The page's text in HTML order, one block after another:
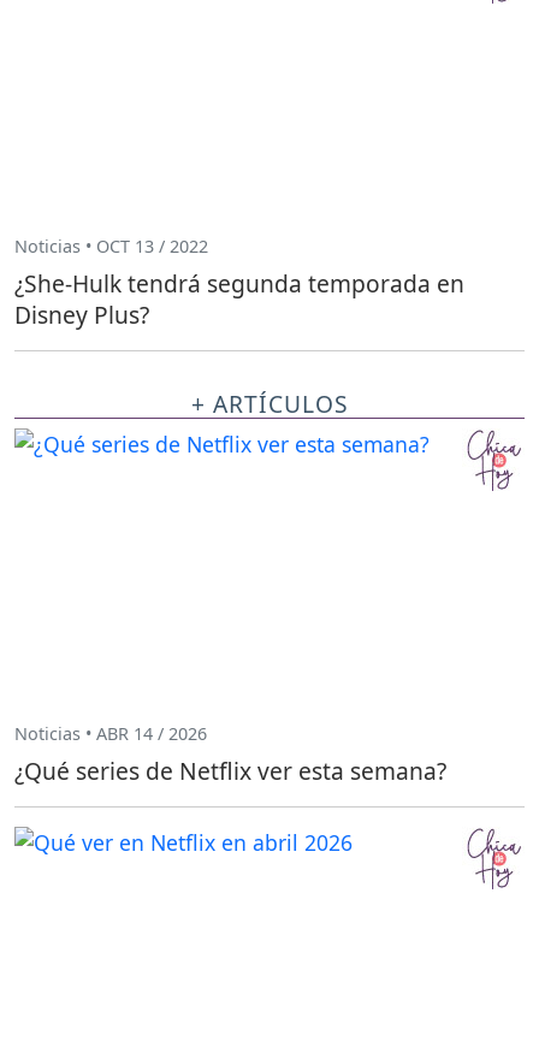
Noticias • OCT 13 / 2022
¿She-Hulk tendrá segunda temporada en
Disney Plus?
+ ARTÍCULOS
Noticias • ABR 14 / 2026
¿Qué series de Netflix ver esta semana?